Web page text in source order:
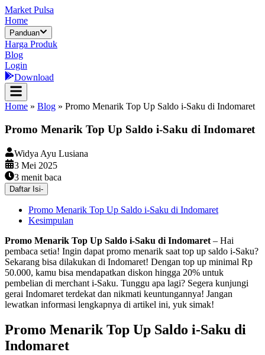
Market Pulsa
Home
Panduan
Harga Produk
Blog
Login
Download
Home » Blog » Promo Menarik Top Up Saldo i-Saku di Indomaret
Promo Menarik Top Up Saldo i-Saku di Indomaret
Widya Ayu Lusiana
3 Mei 2025
3 menit baca
Daftar Isi-
Promo Menarik Top Up Saldo i-Saku di Indomaret
Kesimpulan
Promo Menarik Top Up Saldo i-Saku di Indomaret – Hai
pembaca setia! Ingin dapat promo menarik saat top up saldo i-Saku?
Sekarang bisa dilakukan di Indomaret! Dengan top up minimal Rp
50.000, kamu bisa mendapatkan diskon hingga 20% untuk
pembelian di merchant i-Saku. Tunggu apa lagi? Segera kunjungi
gerai Indomaret terdekat dan nikmati keuntungannya! Jangan
lewatkan informasi lengkapnya di artikel ini, yuk simak!
Promo Menarik Top Up Saldo i-Saku di
Indomaret